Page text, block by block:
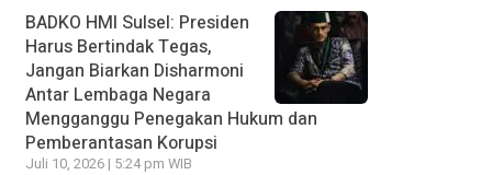
BADKO HMI Sulsel: Presiden
Harus Bertindak Tegas,
Jangan Biarkan Disharmoni
Antar Lembaga Negara
Mengganggu Penegakan Hukum dan
Pemberantasan Korupsi
Juli 10, 2026 | 5:24 pm WIB